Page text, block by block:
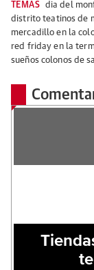
TEMAS dia del
distrito teatinos de
mercadillo en la
red friday en la
sueños colonos de